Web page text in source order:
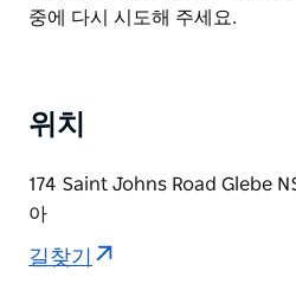
늘 크러스트를 먹어본 적이 없
디 마레, 9시간 동안 천천히 조
포함되며 최고급 AAA 등급 시
이스크림은 말할 것도 없습니다
서 기대를 뛰어넘습니다.
그들의 바는 현지 및 수입 와인
결하게 선별하여 제공합니다.
List
중에 다시 시도해 주세요.
위치
174 Saint Johns Road Glebe
아
길찾기